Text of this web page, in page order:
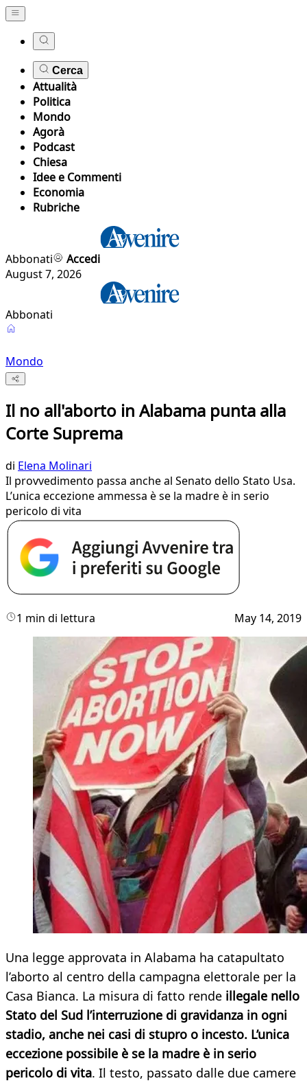
Cerca
Attualità
Politica
Mondo
Agorà
Podcast
Chiesa
Idee e Commenti
Economia
Rubriche
Abbonati
Accedi
August 7, 2026
Abbonati
Mondo
Il no all'aborto in Alabama punta alla
Corte Suprema
di Elena Molinari
Il provvedimento passa anche al Senato dello Stato Usa.
L’unica eccezione ammessa è se la madre è in serio
pericolo di vita
1 min di lettura May 14, 2019
Una legge approvata in Alabama ha catapultato
l’aborto al centro della campagna elettorale per la
Casa Bianca. La misura di fatto rende illegale nello
Stato del Sud l’interruzione di gravidanza in ogni
stadio, anche nei casi di stupro o incesto. L’unica
eccezione possibile è se la madre è in serio
pericolo di vita. Il testo, passato dalle due camere